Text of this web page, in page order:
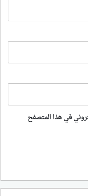
في هذا المتصفح